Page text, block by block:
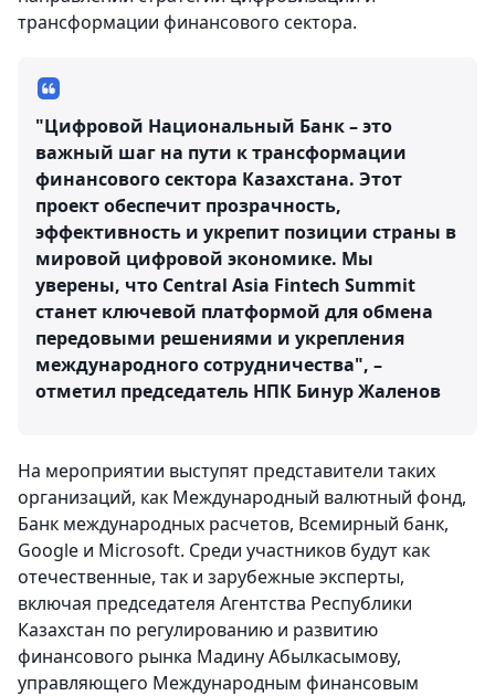
трансформации финансового сектора.
"Цифровой Национальный Банк – это
важный шаг на пути к трансформации
финансового сектора Казахстана. Этот
проект обеспечит прозрачность,
эффективность и укрепит позиции страны в
мировой цифровой экономике. Мы
уверены, что Central Asia Fintech Summit
станет ключевой платформой для обмена
передовыми решениями и укрепления
международного сотрудничества", –
отметил председатель НПК Бинур Жаленов
На мероприятии выступят представители таких
организаций, как Международный валютный фонд,
Банк международных расчетов, Всемирный банк,
Google и Microsoft. Среди участников будут как
отечественные, так и зарубежные эксперты,
включая председателя Агентства Республики
Казахстан по регулированию и развитию
финансового рынка Мадину Абылкасымову,
управляющего Международным финансовым